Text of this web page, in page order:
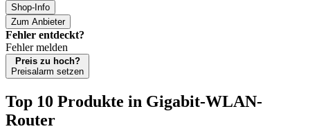
Shop-Info
Zum Anbieter
Fehler entdeckt?
Fehler melden
Preis zu hoch?
Preisalarm setzen
Top 10 Produkte in Gigabit-WLAN-
Router